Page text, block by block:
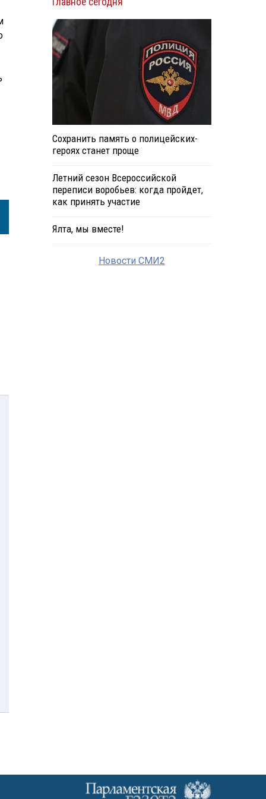
Сохранить память о полицейских-
героях станет проще
Летний сезон Всероссийской
переписи воробьев: когда пройдет,
как принять участие
Ялта, мы вместе!
Новости СМИ2